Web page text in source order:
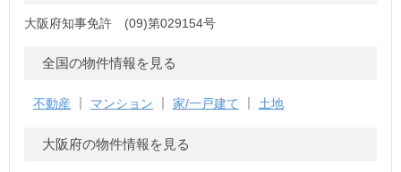
大阪府知事免許 (09)第029154号
全国の物件情報を見る
不動産 マンション 家/一戸建て 土地
大阪府の物件情報を見る